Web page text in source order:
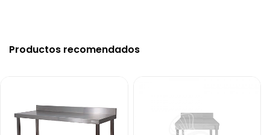
Productos recomendados